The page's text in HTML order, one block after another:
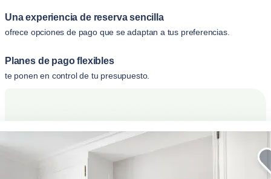
Una experiencia de reserva sencilla
ofrece opciones de pago que se adaptan a tus preferencias.
Planes de pago flexibles
te ponen en control de tu presupuesto.